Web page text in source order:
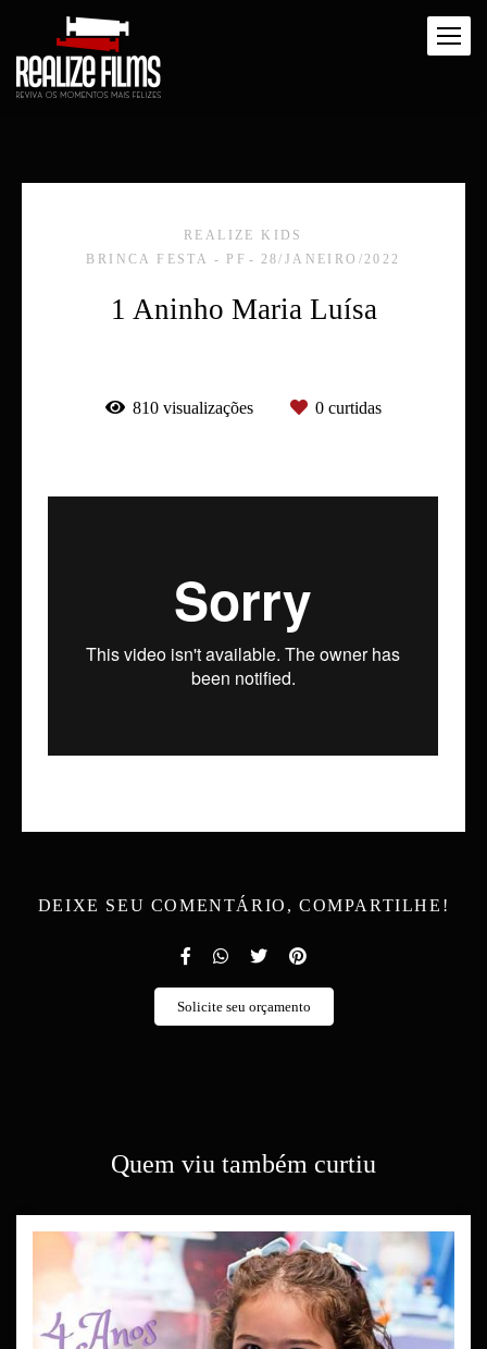
REALIZE KIDS
BRINCA FESTA - PF
28/JANEIRO/2022
1 Aninho Maria Luísa
810 visualizações 0 curtidas
DEIXE SEU COMENTÁRIO, COMPARTILHE!
Solicite seu orçamento
Quem viu também curtiu